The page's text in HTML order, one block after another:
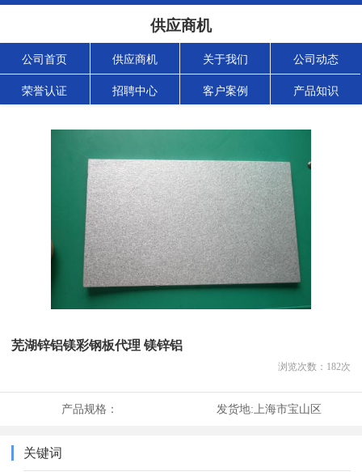
供应商机
公司首页 供应商机 关于我们 公司动态
荣誉认证 招聘中心 客户案例 产品知识
芜湖锌铝镁彩钢板代理 镁锌铝
浏览次数： 182次
产品规格： 发货地: 上海市宝山区
关键词